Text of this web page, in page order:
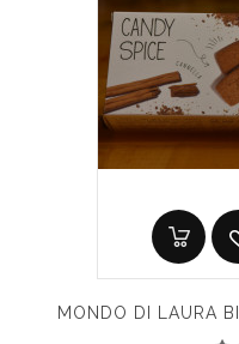
MONDO DI LAURA